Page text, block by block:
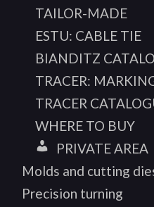
TAILOR-MADE
ESTU: CABLE TIE
BIANDITZ
TRACER:
TRACER
WHERE TO BUY
PRIVATE AREA
Molds and cutting
Precision turning